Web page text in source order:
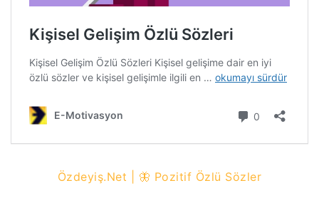
Özdeyiş.Net | 🦋 Pozitif Özlü Sözler